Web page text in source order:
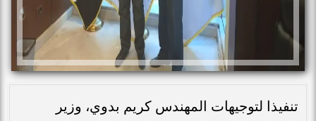
تنفيذا لتوجيهات المهندس كريم بدوي، وزير